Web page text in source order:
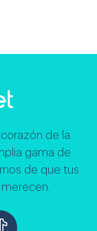
de la
gama de
de que tus